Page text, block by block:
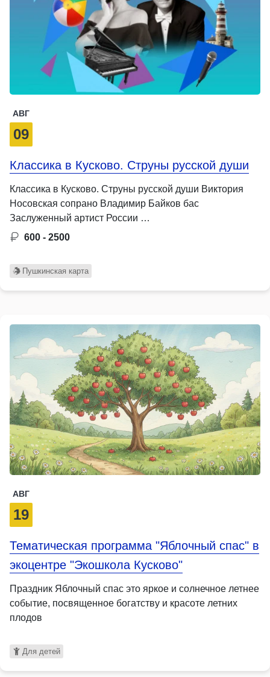
АВГ
09
Классика в Кусково. Струны русской души
Классика в Кусково. Струны русской души Виктория
Носовская сопрано Владимир Байков бас
Заслуженный артист России …
600 - 2500
Пушкинская карта
АВГ
19
Тематическая программа "Яблочный спас" в
экоцентре "Экошкола Кусково"
Праздник Яблочный спас это яркое и солнечное летнее
событие, посвященное богатству и красоте летних
плодов
Для детей